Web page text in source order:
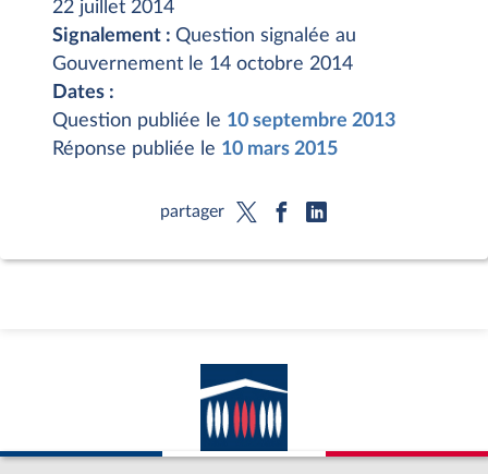
22 juillet 2014
Signalement : Question signalée au
Gouvernement le 14 octobre 2014
Dates :
Question publiée le 10 septembre 2013
Réponse publiée le 10 mars 2015
partager